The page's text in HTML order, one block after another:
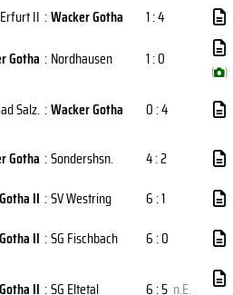
II :Wacker Gotha
1 : 4
Gotha : Nordhausen 1 : 0
( )
Salz. :Wacker Gotha
0 : 4
Gotha :Sondershsn.
4 : 2
II :SV Westring
6 : 1
II :SG Fischbach 6 : 0
II :SG Eltetal 6 : 5 n.E.